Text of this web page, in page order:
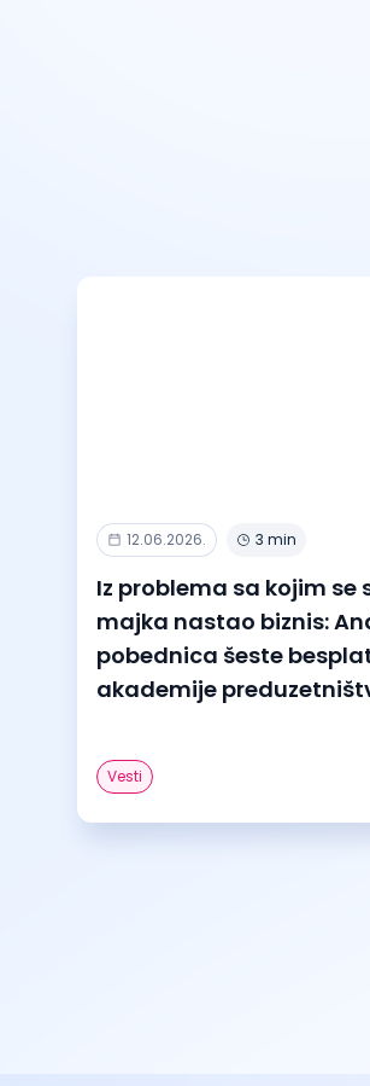
12.06.2026. 3 min
Iz problema sa kojim se
majka nastao biznis:
pobednica šeste
akademije
Vesti